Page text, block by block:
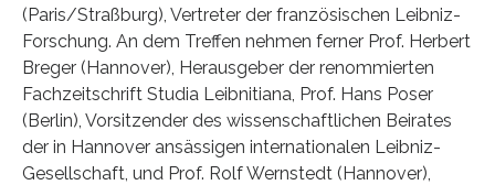
(Paris/Straßburg), Vertreter der französischen Leibniz-
Forschung. An dem Treffen nehmen ferner Prof. Herbert
Breger (Hannover), Herausgeber der renommierten
Fachzeitschrift Studia Leibnitiana, Prof. Hans Poser
(Berlin), Vorsitzender des wissenschaftlichen Beirates
der in Hannover ansässigen internationalen Leibniz-
Gesellschaft, und Prof. Rolf Wernstedt (Hannover),